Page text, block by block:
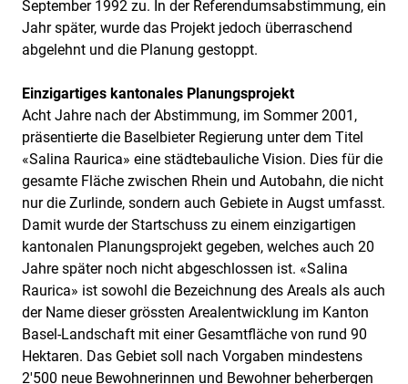
September 1992 zu. In der Referendumsabstimmung, ein
Jahr später, wurde das Projekt jedoch überraschend
abgelehnt und die Planung gestoppt.
Einzigartiges kantonales Planungsprojekt
Acht Jahre nach der Abstimmung, im Sommer 2001,
präsentierte die Baselbieter Regierung unter dem Titel
«Salina Raurica» eine städtebauliche Vision. Dies für die
gesamte Fläche zwischen Rhein und Autobahn, die nicht
nur die Zurlinde, sondern auch Gebiete in Augst umfasst.
Damit wurde der Startschuss zu einem einzigartigen
kantonalen Planungsprojekt gegeben, welches auch 20
Jahre später noch nicht abgeschlossen ist. «Salina
Raurica» ist sowohl die Bezeichnung des Areals als auch
der Name dieser grössten Arealentwicklung im Kanton
Basel-Landschaft mit einer Gesamtfläche von rund 90
Hektaren. Das Gebiet soll nach Vorgaben mindestens
2'500 neue Bewohnerinnen und Bewohner beherbergen